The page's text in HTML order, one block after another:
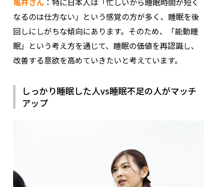
なるのは仕方ない」という感覚の方が多く、睡眠を後
回しにしがちな傾向にあります。そのため、「能動睡
眠」という考え方を通じて、睡眠の価値を再認識し、
改善する意欲を高めていきたいと考えています。
しっかり睡眠した人vs睡眠不足の人がマッチ
アップ